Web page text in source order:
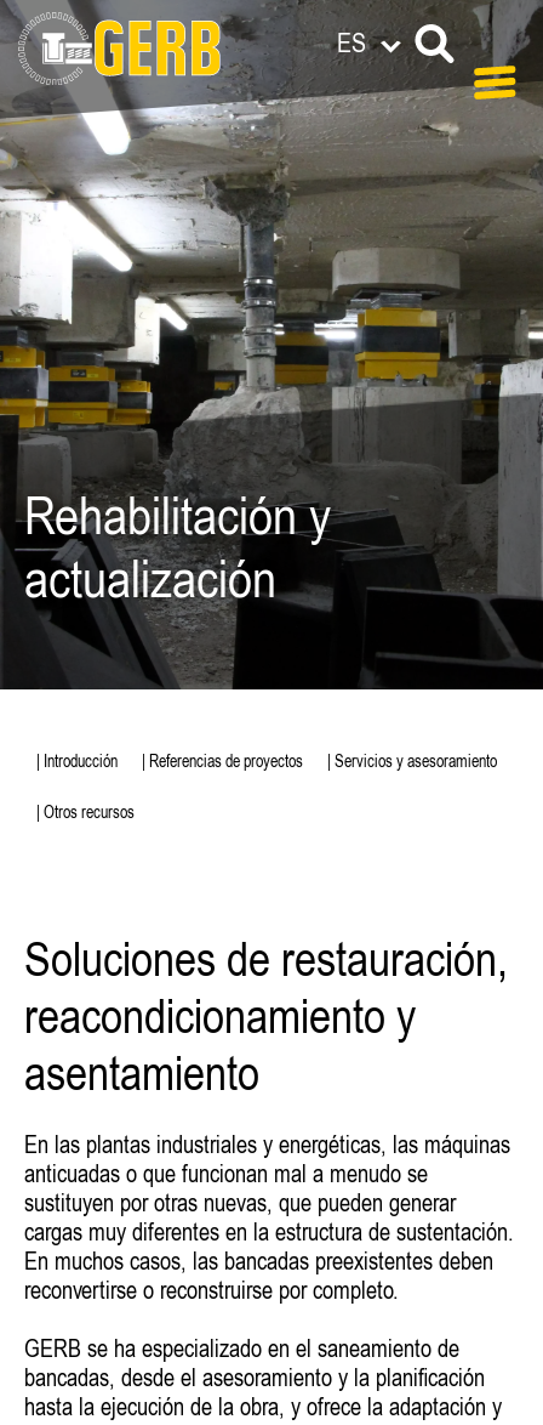
ES
Rehabilitación y
actualización
| Introducción | Referencias de proyectos | Servicios y asesoramiento
| Otros recursos
Soluciones de restauración,
reacondicionamiento y
asentamiento
En las plantas industriales y energéticas, las máquinas
anticuadas o que funcionan mal a menudo se
sustituyen por otras nuevas, que pueden generar
cargas muy diferentes en la estructura de sustentación.
En muchos casos, las bancadas preexistentes deben
reconvertirse o reconstruirse por completo.
GERB se ha especializado en el saneamiento de
bancadas, desde el asesoramiento y la planificación
hasta la ejecución de la obra, y ofrece la adaptación y